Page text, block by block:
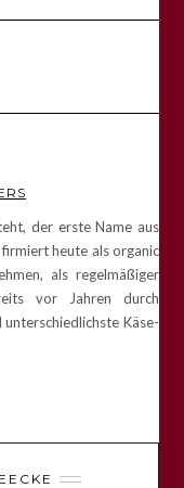
der erste Name aus
heute als organic
als regelmäßiger
vor Jahren durch
Käse-